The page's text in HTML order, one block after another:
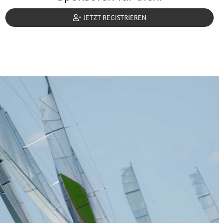
JETZT REGISTRIEREN